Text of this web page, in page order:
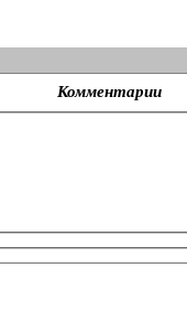
Комментарии